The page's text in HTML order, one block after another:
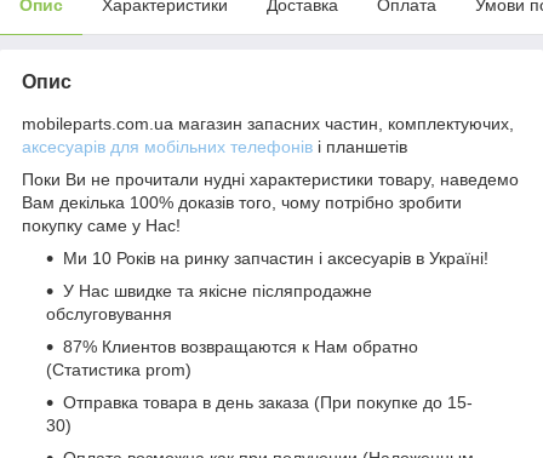
Опис Характеристики Доставка Оплата Умови
Опис
mobileparts.com.ua магазин запасних частин, комплектуючих,
аксесуарів для мобільних телефонів і планшетів
Поки Ви не прочитали нудні характеристики товару, наведемо
Вам декілька 100% доказів того, чому потрібно зробити
покупку саме у Нас!
Ми 10 Років на ринку запчастин і аксесуарів в Україні!
У Нас швидке та якісне післяпродажне
обслуговування
87% Клиентов возвращаются к Нам обратно
(Статистика prom)
Отправка товара в день заказа (При покупке до 15-
30)